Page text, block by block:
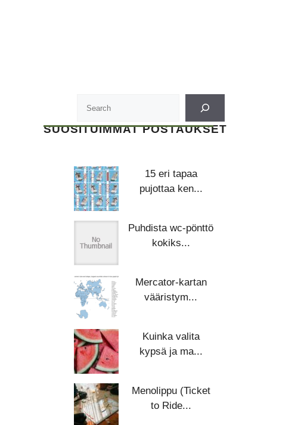
SUOSITUIMMAT POSTAUKSET
15 eri tapaa
pujottaa ken...
Puhdista wc-pönttö
kokiks...
Mercator-kartan
vääristym...
Kuinka valita
kypsä ja ma...
Menolippu (Ticket
to Ride...